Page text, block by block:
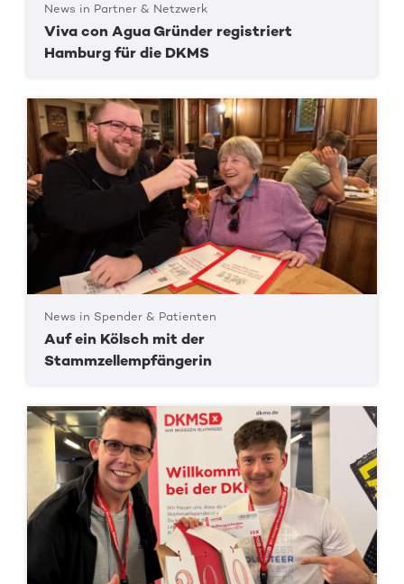
News in Partner & Netzwerk
Viva con Agua Gründer registriert
Hamburg für die DKMS
News in Spender & Patienten
Auf ein Kölsch mit der
Stammzellempfängerin